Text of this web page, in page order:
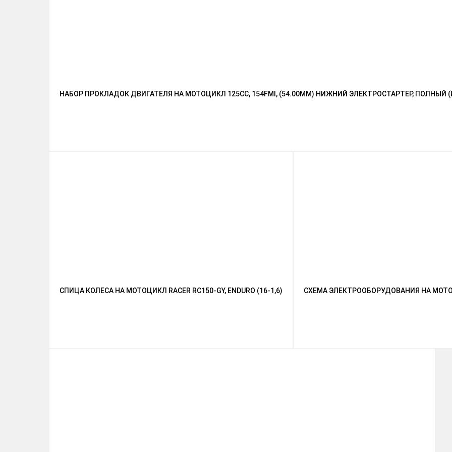
НАБОР ПРОКЛАДОК ДВИГАТЕЛЯ НА МОТОЦИКЛ 125CC, 154FMI, (54.00ММ) НИЖНИЙ ЭЛЕКТРОСТАРТЕР, ПОЛНЫЙ
СПИЦА КОЛЕСА НА МОТОЦИКЛ RACER RC150-GY, ENDURO (16-1,6) СХЕМА ЭЛЕКТРООБОРУДОВАНИЯ НА